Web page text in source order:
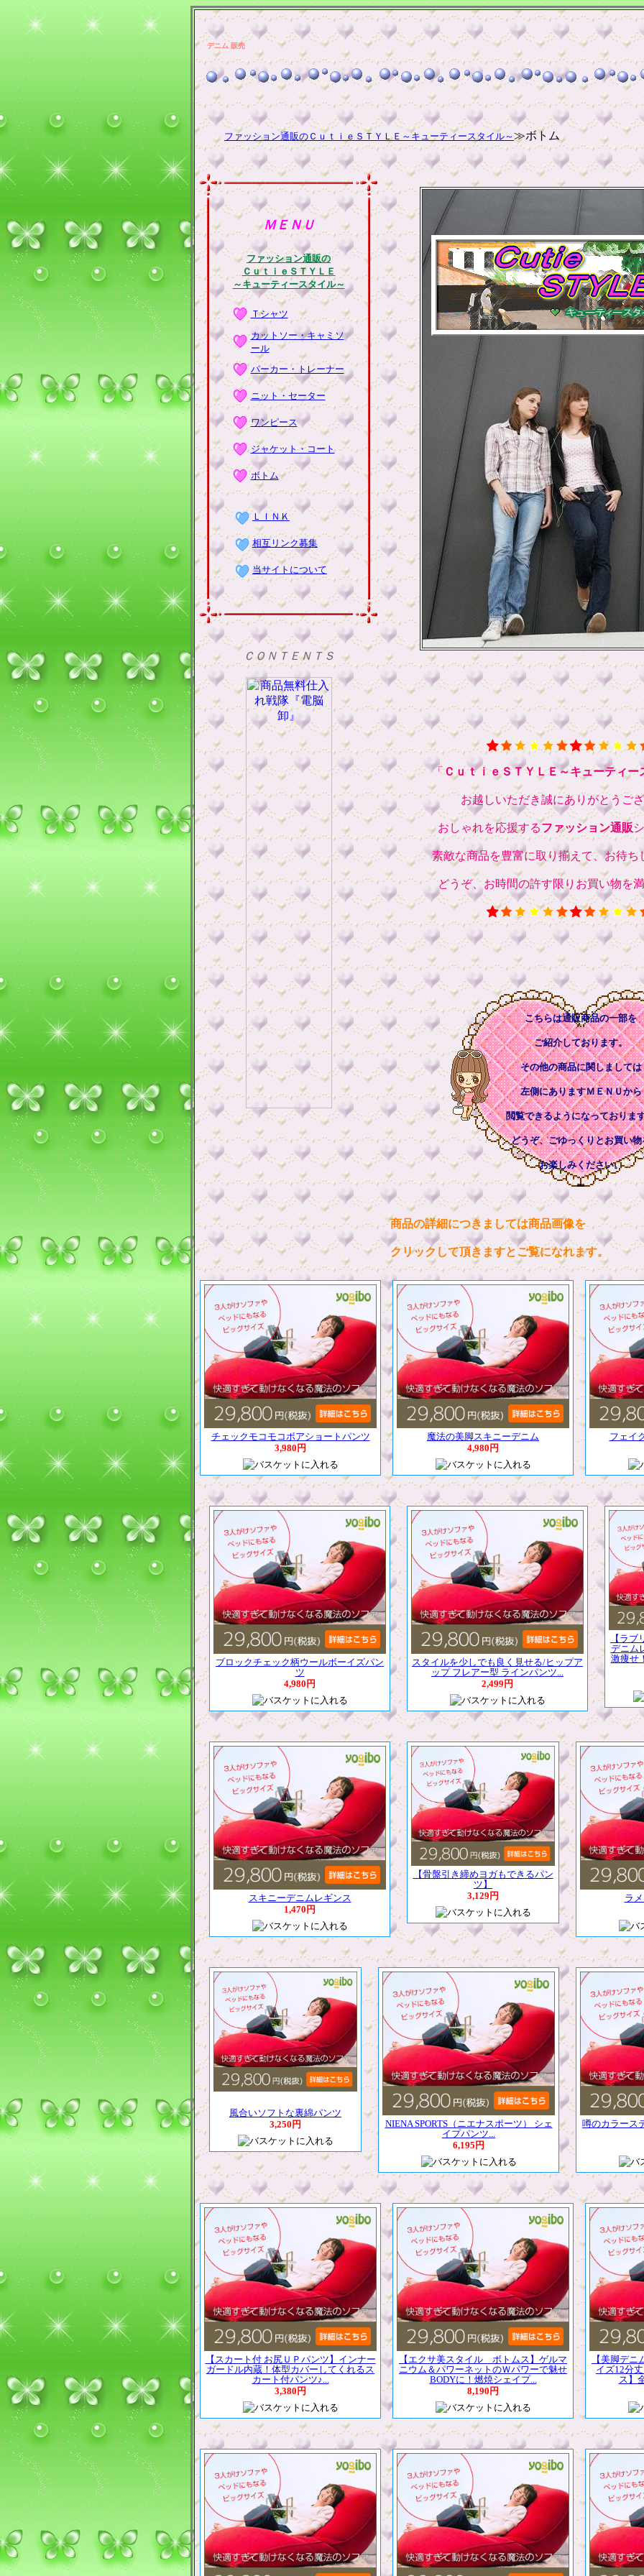
デニム 販売
ファッション通販のＣｕｔｉｅＳＴＹＬＥ～キューティースタイル～≫ボトム
ＭＥＮＵ
ファッション通販の
ＣｕｔｉｅＳＴＹＬＥ
～キューティースタイル～
Ｔシャツ
カットソー・キャミソ
ール
パーカー・トレーナー
ニット・セーター
ワンピース
ジャケット・コート
ボトム
ＬＩＮＫ
相互リンク募集
当サイトについて
ＣＯＮＴＥＮＴＳ
「ＣｕｔｉｅＳＴＹＬＥ～キューティー
お越しいただき誠にありがとうご
おしゃれを応援するファッション通販
素敵な商品を豊富に取り揃えて、お待ち
どうぞ、お時間の許す限りお買い物を
こちらは通販商品の一部を
ご紹介しております。
その他の商品に関しましては
左側にありますＭＥＮＵから
閲覧できるようになっておりま
どうぞ、ごゆっくりとお買い物
お楽しみください。
商品の詳細につきましては商品画像を
クリックして頂きますとご覧になれます。
チェックモコモコボアショートパンツ
3,980円
魔法の美脚スキニーデニム
4,980円
フェイ
ブロックチェック柄ウールボーイズパン
ツ
4,980円
スタイルを少しでも良く見せる/ヒップア
ップ フレアー型 ラインパンツ...
2,499円
【ラ
デニム
激痩せ
スキニーデニムレギンス
1,470円
【骨盤引き締めヨガもできるパン
ツ】
3,129円
ラ
風合いソフトな裏綿パンツ
3,250円
NIENA SPORTS（ニエナスポーツ） シェ
イプパンツ...
6,195円
噂のカラース
【スカート付 お尻ＵＰパンツ】インナー
ガードル内蔵！体型カバーしてくれるス
カート付パンツ♪...
3,380円
【エクサ美スタイル ボトムス】ゲルマ
ニウム＆パワーネットのＷパワーで魅せ
BODYに！燃焼シェイプ...
8,190円
【美脚デ
イズ12分
ス】